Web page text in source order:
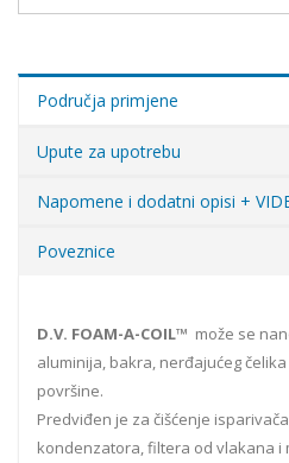
Područja primjene
Upute za upotrebu
Napomene i dodatni opisi +
Poveznice
D.V. FOAM-A-COIL™ može se
aluminija, bakra, nerđajućeg
površine.
Predviđen je za čišćenje
kondenzatora, filtera od vlakana i